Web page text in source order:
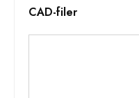
CAD-filer